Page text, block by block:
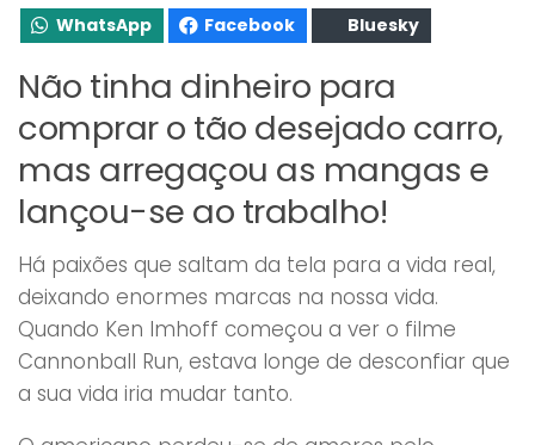
WhatsApp Facebook Bluesky
Não tinha dinheiro para
comprar o tão desejado carro,
mas arregaçou as mangas e
lançou-se ao trabalho!
Há paixões que saltam da tela para a vida real,
deixando enormes marcas na nossa vida.
Quando Ken Imhoff começou a ver o filme
Cannonball Run, estava longe de desconfiar que
a sua vida iria mudar tanto.